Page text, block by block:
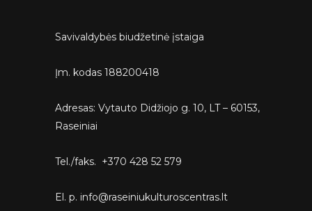
Savivaldybės biudžetinė įstaiga
Įm. kodas 188200418
Adresas: Vytauto Didžiojo g. 10, LT – 60153,
Raseiniai
Tel./faks. +370 428 52 579
El. p. info@raseiniukulturoscentras.lt